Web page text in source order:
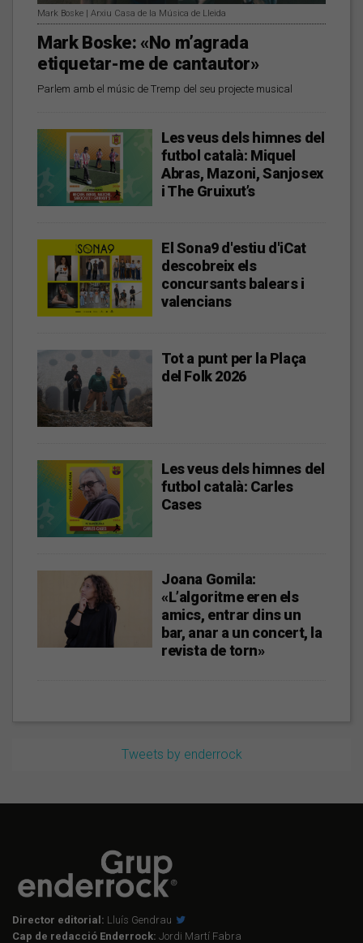
Mark Boske | Arxiu Casa de la Música de Lleida
Mark Boske: «No m’agrada
etiquetar-me de cantautor»
Parlem amb el músic de Tremp del seu projecte musical
Les veus dels himnes del
futbol català: Miquel
Abras, Mazoni, Sanjosex
i The Gruixut’s
El Sona9 d'estiu d'iCat
descobreix els
concursants balears i
valencians
Tot a punt per la Plaça
del Folk 2026
Les veus dels himnes del
futbol català: Carles
Cases
Joana Gomila:
«L’algoritme eren els
amics, entrar dins un
bar, anar a un concert, la
revista de torn»
Tweets by enderrock
Director editorial: Lluís Gendrau
Cap de redacció Enderrock: Jordi Martí Fabra